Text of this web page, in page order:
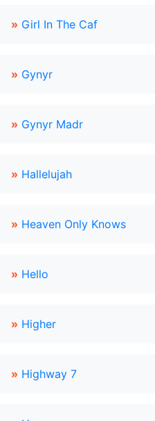
» Girl In The Caf
» Gynyr
» Gynyr Madr
» Hallelujah
» Heaven Only Knows
» Hello
» Higher
» Highway 7